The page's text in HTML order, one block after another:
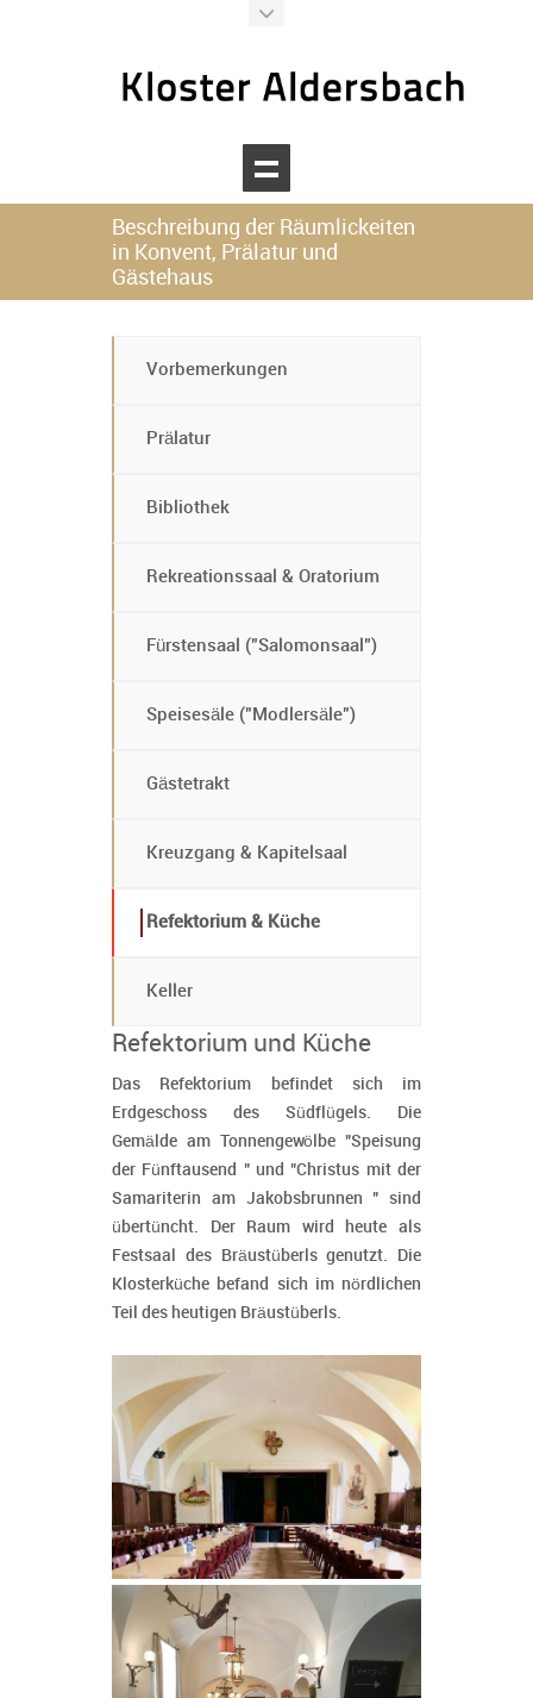
Beschreibung der Räumlickeiten
in Konvent, Prälatur und
Gästehaus
Vorbemerkungen
Prälatur
Bibliothek
Rekreationssaal & Oratorium
Fürstensaal ("Salomonsaal")
Speisesäle ("Modlersäle")
Gästetrakt
Kreuzgang & Kapitelsaal
Refektorium & Küche
Keller
Refektorium und Küche
Das Refektorium befindet sich im
Erdgeschoss des Südflügels. Die
Gemälde am Tonnengewölbe "Speisung
der Fünftausend " und "Christus mit der
Samariterin am Jakobsbrunnen " sind
übertüncht. Der Raum wird heute als
Festsaal des Bräustüberls genutzt. Die
Klosterküche befand sich im nördlichen
Teil des heutigen Bräustüberls.
Ihr digitaler Assistent
Willkommen beim Kloster Aldersbach!